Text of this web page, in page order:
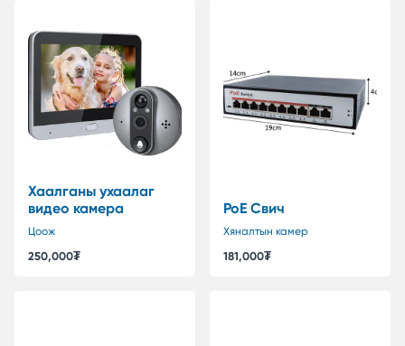
Хаалганы ухаалаг
видео камера
Цоож
250,000₮
PoE Свич
Хяналтын камер
181,000₮